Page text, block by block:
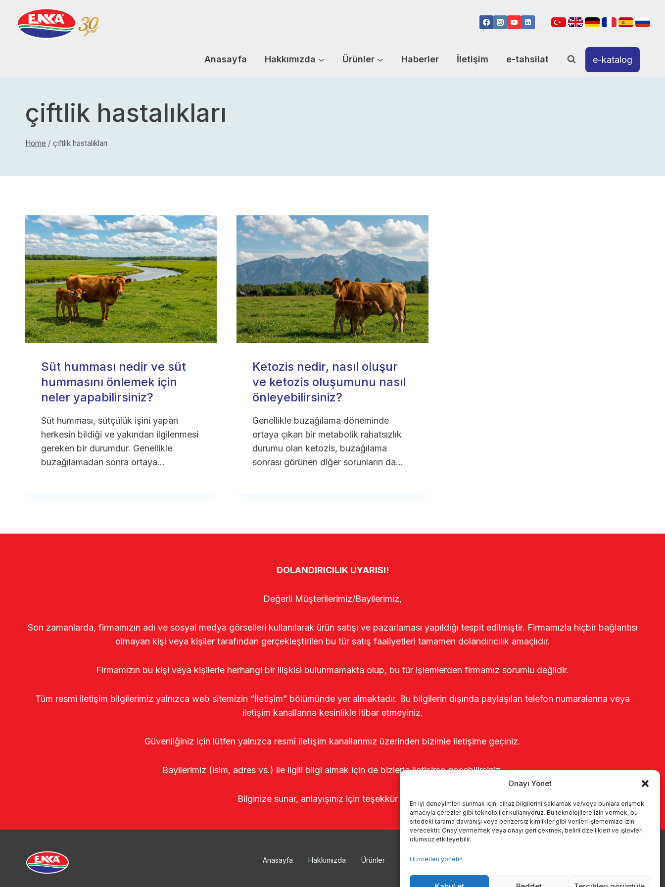
Onayı Yönet
En iyi deneyimleri sunmak için, cihaz bilgilerini saklamak ve/veya bunlara erişmek
amacıyla çerezler gibi teknolojiler kullanıyoruz. Bu teknolojilere izin vermek, bu
sitedeki tarama davranışı veya benzersiz kimlikler gibi verileri işlememize izin
verecektir. Onay vermemek veya onayı geri çekmek, belirli özellikleri ve işlevleri
olumsuz etkileyebilir.
Hizmetleri yönetin
content
Anasayfa Hakkımızda Ürünler Haberler İletişim e-tahsilat e-katalog
çiftlik hastalıkları
Home / çiftlik hastalıkları
Süt humması nedir ve süt
hummasını önlemek için
neler yapabilirsiniz?
Süt humması, sütçülük işini yapan
herkesin bildiği ve yakından ilgilenmesi
gereken bir durumdur. Genellikle
buzağılamadan sonra ortaya…
Ketozis nedir, nasıl oluşur
ve ketozis oluşumunu nasıl
önleyebilirsiniz?
Genellikle buzağılama döneminde
ortaya çıkan bir metabolik rahatsızlık
durumu olan ketozis, buzağılama
sonrası görünen diğer sorunların da…
DOLANDIRICILIK UYARISI!
Değerli Müşterilerimiz/Bayilerimiz,
Son zamanlarda, firmamızın adı ve sosyal medya görselleri kullanılarak ürün satışı ve pazarlaması yapıldığı tespit edilmiştir. Firmamızla hiçbir bağlantısı
olmayan kişi veya kişiler tarafından gerçekleştirilen bu tür satış faaliyetleri tamamen dolandırıcılık amaçlıdır.
Firmamızın bu kişi veya kişilerle herhangi bir ilişkisi bulunmamakta olup, bu tür işlemlerden firmamız sorumlu değildir.
Tüm resmi iletişim bilgilerimiz yalnızca web sitemizin “İletişim” bölümünde yer almaktadır. Bu bilgilerin dışında paylaşılan telefon numaralarına veya
iletişim kanallarına kesinlikle itibar etmeyiniz.
Güvenliğiniz için lütfen yalnızca resmî iletişim kanallarımız üzerinden bizimle iletişime geçiniz.
Bayilerimiz (isim, adres vs.) ile ilgili bilgi almak için de bizlerle iletişime geçebilirsiniz.
Bilginize sunar, anlayışınız için teşekkür ederiz.
Anasayfa Hakkımızda Ürünler Sağımhaneler Kataloglar